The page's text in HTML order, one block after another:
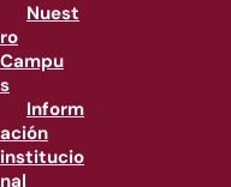
Nuest
ro
Campu
s
Inform
ación
institucio
nal